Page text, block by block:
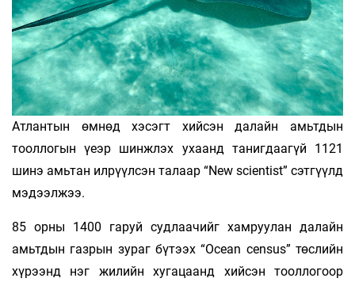
Атлантын өмнөд хэсэгт хийсэн далайн амьтдын
тооллогын үеэр шинжлэх ухаанд танигдаагүй 1121
шинэ амьтан илрүүлсэн талаар “New scientist” сэтгүүлд
мэдээлжээ.
85 орны 1400 гаруй судлаачийг хамруулан далайн
амьтдын газрын зураг бүтээх “Ocean сensus” төслийн
хүрээнд нэг жилийн хугацаанд хийсэн тооллогоор